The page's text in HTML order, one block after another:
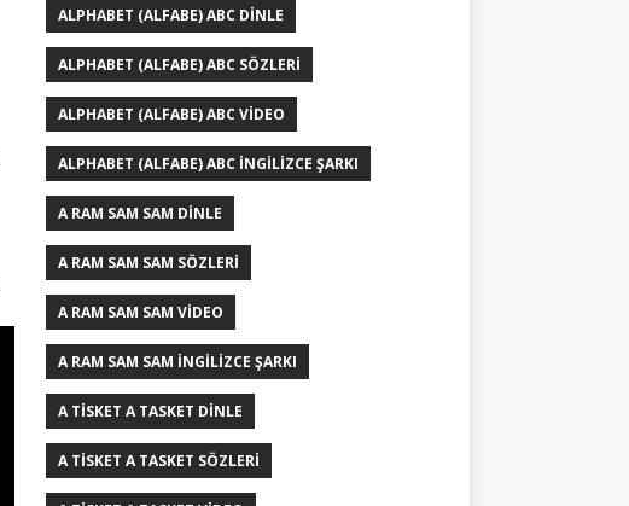
ALPHABET (ALFABE) ABC DINLE
ALPHABET (ALFABE) ABC SÖZLERI
ALPHABET (ALFABE) ABC VIDEO
ALPHABET (ALFABE) ABC İNGILIZCE ŞARKI
A RAM SAM SAM DINLE
A RAM SAM SAM SÖZLERI
A RAM SAM SAM VIDEO
A RAM SAM SAM İNGILIZCE ŞARKI
A TISKET A TASKET DINLE
A TISKET A TASKET SÖZLERI